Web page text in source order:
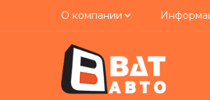
О компании